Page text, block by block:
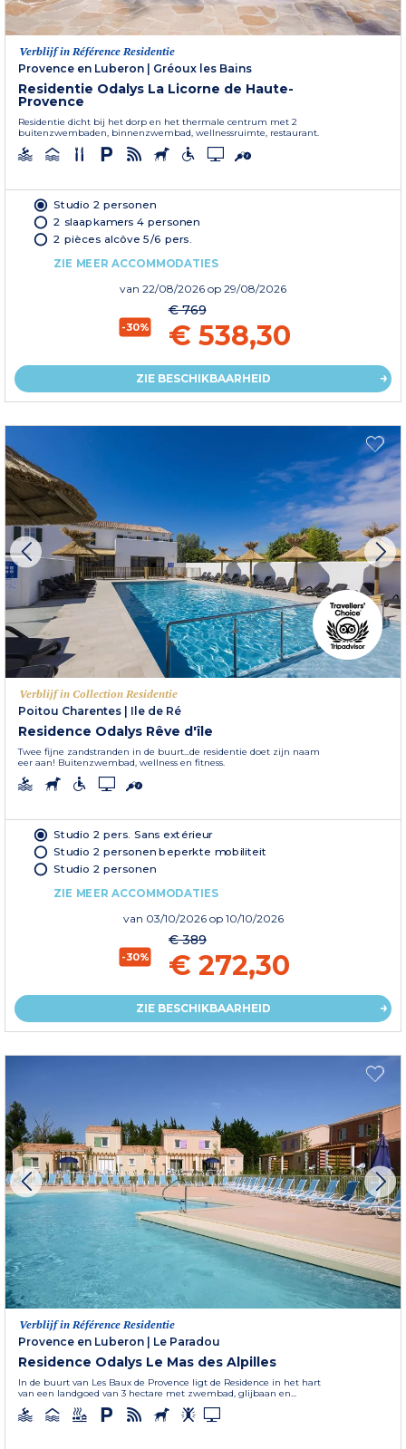
Verblijf in Référence Residentie
Provence en Luberon
Gréoux les Bains
Residentie Odalys La Licorne de Haute-
Provence
Residentie dicht bij het dorp en het thermale centrum met 2
buitenzwembaden, binnenzwembad, wellnessruimte, restaurant.
Studio 2 personen
2 slaapkamers 4 personen
2 pièces alcôve 5/6 pers.
ZIE MEER ACCOMMODATIES
van 22/08/2026 op 29/08/2026
-30%
€ 769
€ 538,30
ZIE BESCHIKBAARHEID
Verblijf in Collection Residentie
Poitou Charentes
Ile de Ré
Residence Odalys Rêve d'île
Twee fijne zandstranden in de buurt...de residentie doet zijn naam
eer aan! Buitenzwembad, wellness en fitness.
Studio 2 pers. Sans extérieur
Studio 2 personen beperkte mobiliteit
Studio 2 personen
ZIE MEER ACCOMMODATIES
van 03/10/2026 op 10/10/2026
-30%
€ 389
€ 272,30
ZIE BESCHIKBAARHEID
Verblijf in Référence Residentie
Provence en Luberon | Le Paradou
Residence Odalys Le Mas des Alpilles
In de buurt van Les Baux de Provence ligt de Residence in het hart
van een landgoed van 3 hectare met zwembad, glijbaan en...